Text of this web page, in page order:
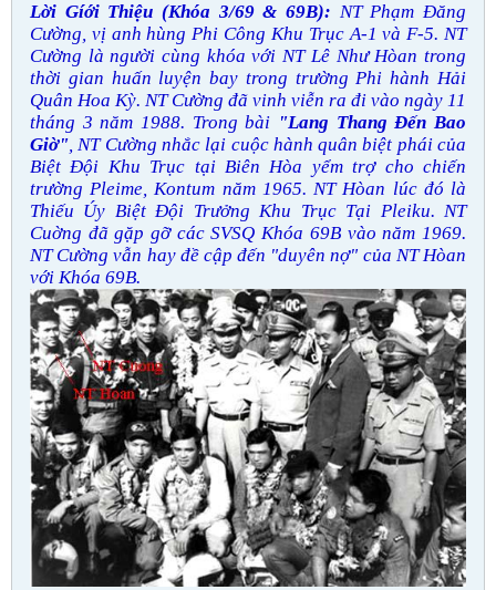
Lời Gíới Thiệu (Khóa 3/69 & 69B): NT Phạm Đăng
Cường, vị anh hùng Phi Công Khu Trục A-1 và F-5. NT
Cường là người cùng khóa với NT Lê Như Hòan trong
thời gian huấn luyện bay trong trường Phi hành Hải
Quân Hoa Kỳ. NT Cường đã vinh viễn ra đi vào ngày 11
tháng 3 năm 1988. Trong bài "Lang Thang Đến Bao
Giờ", NT Cường nhắc lại cuộc hành quân biệt phái của
Biệt Đội Khu Trục tại Biên Hòa yểm trợ cho chiến
trường Pleime, Kontum năm 1965. NT Hòan lúc đó là
Thiếu Úy Biệt Đội Trưởng Khu Trục Tại Pleiku. NT
Cuờng đã gặp gỡ các SVSQ Khóa 69B vào năm 1969.
NT Cường vẫn hay đề cập đến "duyên nợ" của NT Hòan
với Khóa 69B.